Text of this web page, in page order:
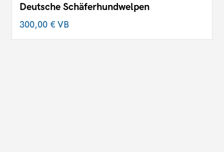
Deutsche Schäferhundwelpen
300,00 €VB